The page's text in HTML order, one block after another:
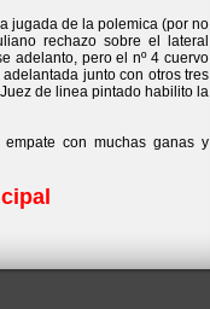
jugada de la polemica (por no
rechazo sobre el lateral
adelanto, pero el nº 4 cuervo
junto con otros tres
de linea pintado habilito la
con muchas ganas y